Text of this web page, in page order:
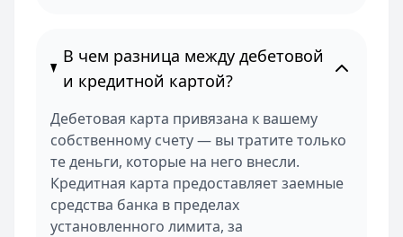
В чем разница между дебетовой
и кредитной картой?
Дебетовая карта привязана к вашему
собственному счету — вы тратите только
те деньги, которые на него внесли.
Кредитная карта предоставляет заемные
средства банка в пределах
установленного лимита, за